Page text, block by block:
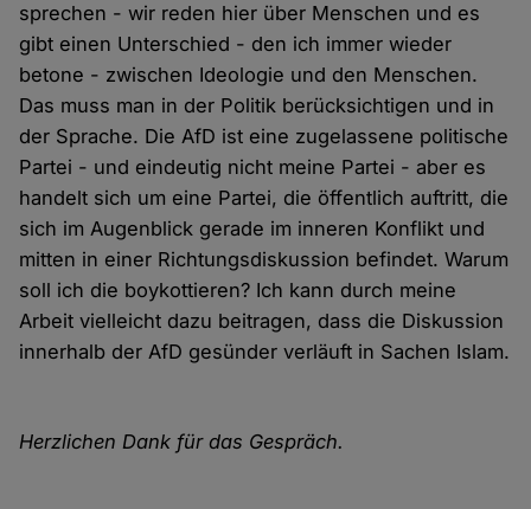
sprechen - wir reden hier über Menschen und es
gibt einen Unterschied - den ich immer wieder
betone - zwischen Ideologie und den Menschen.
Das muss man in der Politik berücksichtigen und in
der Sprache. Die AfD ist eine zugelassene politische
Partei - und eindeutig nicht meine Partei - aber es
handelt sich um eine Partei, die öffentlich auftritt, die
sich im Augenblick gerade im inneren Konflikt und
mitten in einer Richtungsdiskussion befindet. Warum
soll ich die boykottieren? Ich kann durch meine
Arbeit vielleicht dazu beitragen, dass die Diskussion
innerhalb der AfD gesünder verläuft in Sachen Islam.
Herzlichen Dank für das Gespräch.